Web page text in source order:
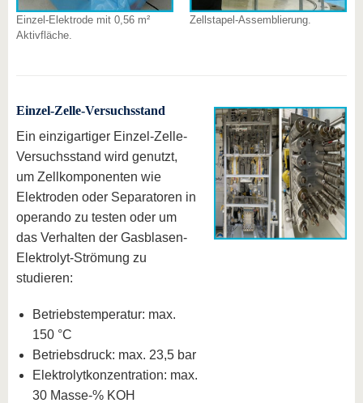
Einzel-Elektrode mit 0,56 m²
Aktivfläche.
Zellstapel-Assemblierung.
Einzel-Zelle-Versuchsstand
Ein einzigartiger Einzel-Zelle-
Versuchsstand wird genutzt,
um Zellkomponenten wie
Elektroden oder Separatoren in
operando zu testen oder um
das Verhalten der Gasblasen-
Elektrolyt-Strömung zu
studieren:
Betriebstemperatur: max.
150 °C
Betriebsdruck: max. 23,5 bar
Elektrolytkonzentration: max.
30 Masse-% KOH